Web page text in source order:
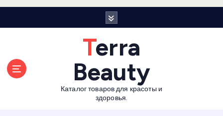
Terra
Beauty
Каталог товаров для красоты и
здоровья.